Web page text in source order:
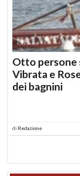
Otto persone
Vibrata e
dei bagnini
di Redazione